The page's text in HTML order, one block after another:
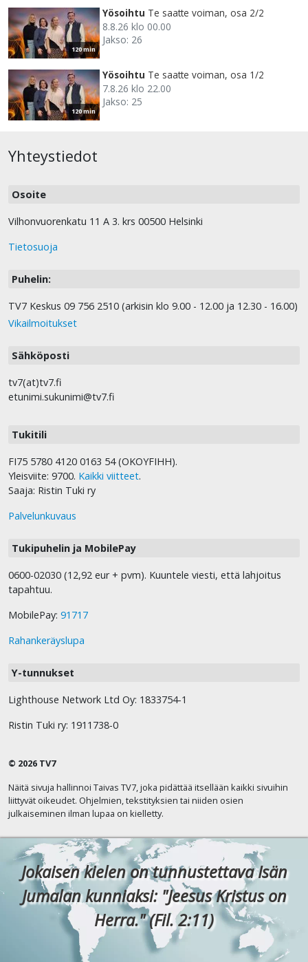
120 min
Yösoihtu Te saatte voiman, osa 2/2
8.8.26 klo 00.00
Jakso: 26
120 min
Yösoihtu Te saatte voiman, osa 1/2
7.8.26 klo 22.00
Jakso: 25
Yhteystiedot
Osoite
Vilhonvuorenkatu 11 A 3. krs 00500 Helsinki
Tietosuoja
Puhelin:
TV7 Keskus 09 756 2510 (arkisin klo 9.00 - 12.00 ja 12.30 - 16.00)
Vikailmoitukset
Sähköposti
tv7(at)tv7.fi
etunimi.sukunimi@tv7.fi
Tukitili
FI75 5780 4120 0163 54 (OKOYFIHH).
Yleisviite: 9700. Kaikki viitteet.
Saaja: Ristin Tuki ry
Palvelunkuvaus
Tukipuhelin ja MobilePay
0600-02030 (12,92 eur + pvm). Kuuntele viesti, että lahjoitus
tapahtuu.
MobilePay: 91717
Rahankeräyslupa
Y-tunnukset
Lighthouse Network Ltd Oy: 1833754-1
Ristin Tuki ry: 1911738-0
© 2026 TV7
Näitä sivuja hallinnoi Taivas TV7, joka pidättää itsellään kaikki sivuihin
liittyvät oikeudet. Ohjelmien, tekstityksien tai niiden osien
julkaiseminen ilman lupaa on kielletty.
Jokaisen kielen on tunnustettava Isän
Jumalan kunniaksi: "Jeesus Kristus on
Herra." (Fil. 2:11)